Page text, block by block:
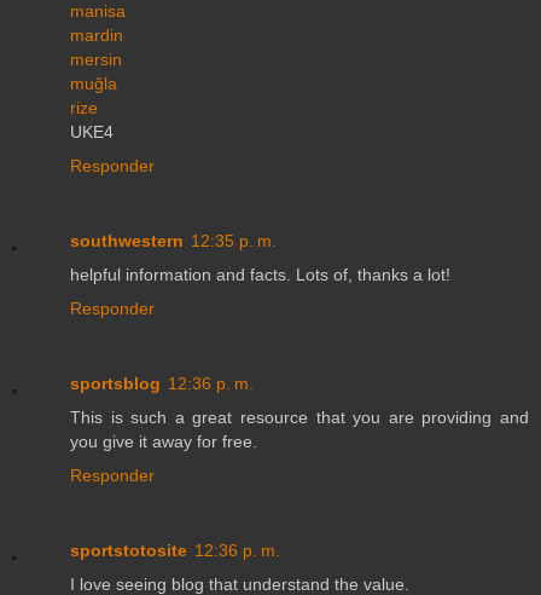
manisa
mardin
mersin
muğla
rize
UKE4
Responder
southwestern 12:35 p. m.
helpful information and facts. Lots of, thanks a lot!
Responder
sportsblog 12:36 p. m.
This is such a great resource that you are providing and
you give it away for free.
Responder
sportstotosite 12:36 p. m.
I love seeing blog that understand the value.